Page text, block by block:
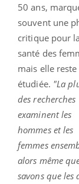
50 ans,
souvent une
critique pour la
santé des
mais elle
étudiée. "La
des recherches
examinent les
hommes et les
femmes
alors même
savons que les